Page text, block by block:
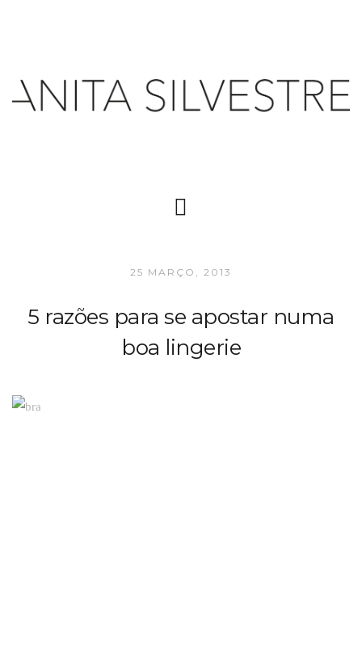
25 MARÇO, 2013
5 razões para se apostar numa
boa lingerie